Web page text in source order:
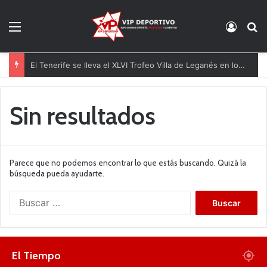
El Tenerife se lleva el XLVI Trofeo Villa de Leganés en los penaltis
Sin resultados
Parece que no podemos encontrar lo que estás buscando. Quizá la
búsqueda pueda ayudarte.
El Tiempo